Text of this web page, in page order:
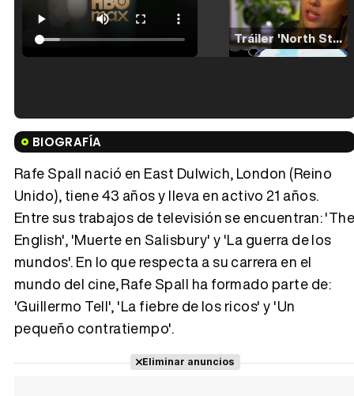
Tráiler 'North Star' (2023)
Tráiler en español de 'La isla olvidada'
Tráiler 'Vida perra' (2026)
BIOGRAFÍA
Rafe Spall nació en East Dulwich, London (Reino
Unido), tiene 43 años y lleva en activo 21 años.
Entre sus trabajos de televisión se encuentran:
English', 'Muerte en Salisbury' y 'La guerra de los
mundos'. En lo que respecta a su carrera en el
mundo del cine, Rafe Spall ha formado parte de:
'Guillermo Tell', 'La fiebre de los ricos' y 'Un
pequeño contratiempo'.
Eliminar anuncios